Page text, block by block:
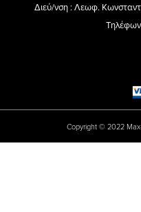
Διεύ/νση : Λεωφ.
Copyright © 2022